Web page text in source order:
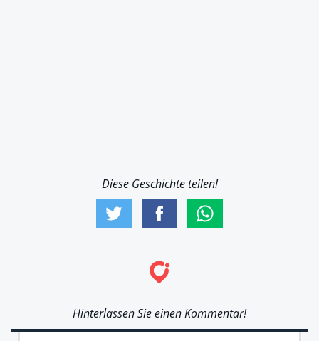
Diese Geschichte teilen!
Hinterlassen Sie einen Kommentar!